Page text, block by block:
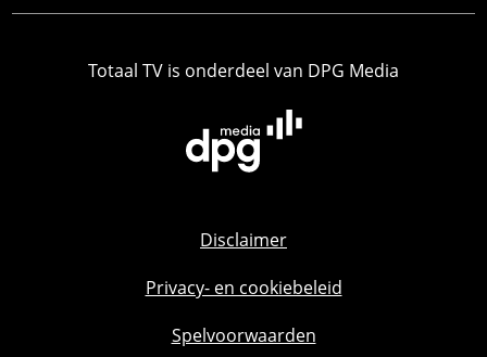
Totaal TV is onderdeel van DPG Media
Disclaimer
Privacy- en cookiebeleid
Spelvoorwaarden